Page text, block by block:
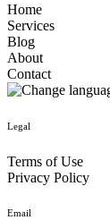
Home
Services
Blog
About
Contact
Legal
Terms of Use
Privacy Policy
Email